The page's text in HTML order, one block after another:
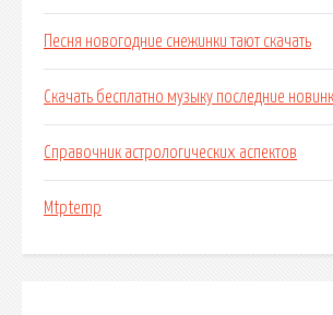
Песня новогодние снежинки тают скачать
Скачать бесплатно музыку последние
Справочник астрологических аспектов
Mtptemp